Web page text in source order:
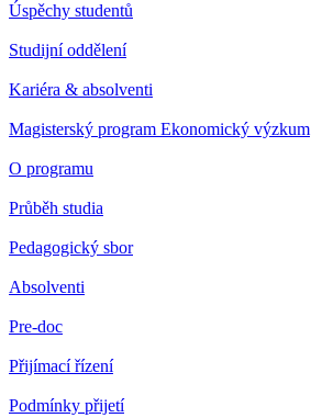
Úspěchy studentů
Studijní oddělení
Kariéra & absolventi
Magisterský program Ekonomický výzkum
O programu
Průběh studia
Pedagogický sbor
Absolventi
Pre-doc
Přijímací řízení
Podmínky přijetí